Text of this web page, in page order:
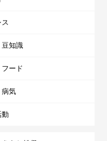
知識
ード
病気
動